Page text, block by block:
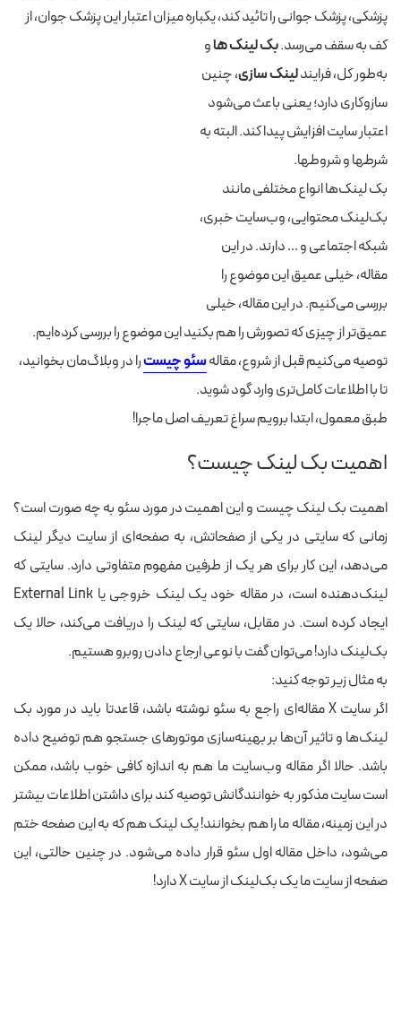
پزشکی، پزشک جوانی را تائید کند، یکباره میزان اعتبار این پزشک جوان، از
کف به سقف می‌رسد.بک لینک هاو
به‌طور کل، فرایندلینک سازی‌، چنین
سازوکاری دارد؛ یعنی باعث می‌شود
اعتبار سایت افزایش پیدا کند. البته به
شرطها و شروطها.
بک لینک‌ها انواع مختلفی مانند
بک‌لینک محتوایی، وب‌سایت خبری،
شبکه اجتماعی و … دارند. در این
مقاله، خیلی عمیق این موضوع را
بررسی می‌کنیم.در این مقاله، خیلی
عمیق‌تر از چیزی که تصورش را هم بکنید این موضوع را بررسی کرده‌ایم.
توصیه می‌کنیم قبل از شروع، مقالهسئو چیسترا در وبلاگ‌مان بخوانید،
تا با اطلاعات کامل‌تری وارد گود شوید.
طبق معمول، ابتدا برویم سراغ تعریف اصل ماجرا!
اهمیت بک لینک چیست؟
اهمیت بک لینک چیست و این اهمیت در مورد سئو به چه صورت است؟
زمانی که سایتی در یکی از صفحاتش، به صفحه‌ای از سایت دیگر لینک
می‌دهد، این کار برای هر یک از طرفین مفهوم متفاوتی دارد. سایتی که
لینک‌دهنده است، در مقاله خود یک لینک خروجی یا External Link
ایجاد کرده است. در مقابل، سایتی که لینک را دریافت می‌کند، حالا یک
بک‌لینک دارد! می‌توان گفت با نوعی ارجاع دادن روبرو هستیم.
به مثال زیر توجه کنید:
اگر سایت X مقاله‌ای راجع به سئو نوشته باشد، قاعدتا باید در مورد بک
لینک‌ها و تاثیر آن‌ها بر بهینه‌سازی موتورهای جستجو هم توضیح داده
باشد. حالا اگر مقاله وب‌سایت ما هم به اندازه کافی خوب باشد، ممکن
است سایت مذکور به خوانندگانش توصیه کند برای داشتن اطلاعات بیشتر
در این زمینه، مقاله ما را هم بخوانند! یک لینک هم که به این صفحه ختم
می‌شود، داخل مقاله اول سئو قرار داده می‌شود. در چنین حالتی، این
صفحه از سایت ما یک بک‌لینک از سایت X دارد!